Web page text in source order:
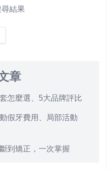
結果
章
怎麼選、5大品牌評比
假牙費用、局部活動
到矯正，一次掌握